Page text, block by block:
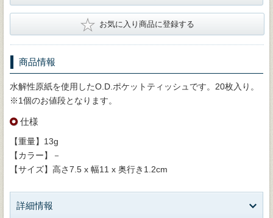
★ お気に入り商品に登録する
商品情報
水解性原紙を使用したO.D.ポケットティッシュです。20枚入り。
※1個のお値段となります。
仕様
【重量】13g
【カラー】－
【サイズ】高さ7.5 x 幅11 x 奥行き1.2cm
詳細情報